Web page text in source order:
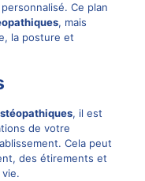
Ce plan
, mais
la posture et
, il est
de votre
Cela peut
des étirements et